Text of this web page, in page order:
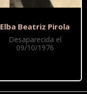
Elba Beatriz Pirola
Desaparecida el
09/10/1976